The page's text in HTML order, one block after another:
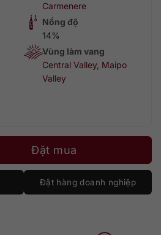
Carmenere
Nồng độ
14%
Vùng làm vang
Central Valley, Maipo
Valley
Đặt mua
Đặt hàng doanh nghiệp